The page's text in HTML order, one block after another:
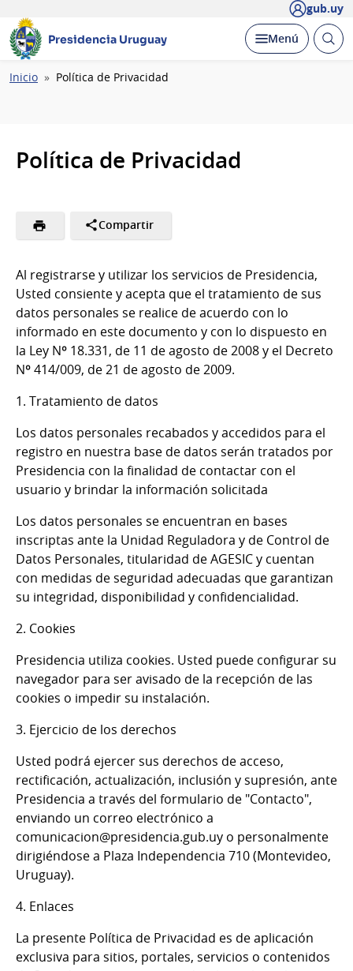
gub.uy
Presidencia Uruguay Desplegar
Menú Abrir
Ruta
Inicio Política de Privacidad
Política de Privacidad
Compartir
Al registrarse y utilizar los servicios de Presidencia,
Usted consiente y acepta que el tratamiento de sus
datos personales se realice de acuerdo con lo
informado en este documento y con lo dispuesto en
la Ley Nº 18.331, de 11 de agosto de 2008 y el Decreto
Nº 414/009, de 21 de agosto de 2009.
1. Tratamiento de datos
Los datos personales recabados y accedidos para el
registro en nuestra base de datos serán tratados por
Presidencia con la finalidad de contactar con el
usuario y brindar la información solicitada
Los datos personales se encuentran en bases
inscriptas ante la Unidad Reguladora y de Control de
Datos Personales, titularidad de AGESIC y cuentan
con medidas de seguridad adecuadas que garantizan
su integridad, disponibilidad y confidencialidad.
2. Cookies
Presidencia utiliza cookies. Usted puede configurar su
navegador para ser avisado de la recepción de las
cookies o impedir su instalación.
3. Ejercicio de los derechos
Usted podrá ejercer sus derechos de acceso,
rectificación, actualización, inclusión y supresión, ante
Presidencia a través del formulario de "Contacto",
enviando un correo electrónico a
comunicacion@presidencia.gub.uy o personalmente
dirigiéndose a Plaza Independencia 710 (Montevideo,
Uruguay).
4. Enlaces
La presente Política de Privacidad es de aplicación
exclusiva para sitios, portales, servicios o contenidos